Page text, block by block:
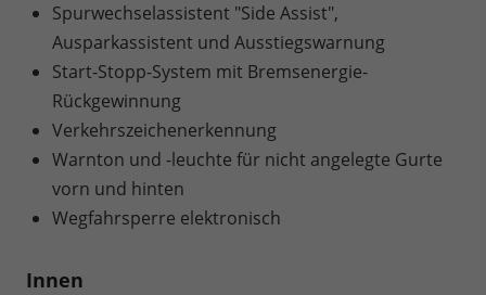
Spurwechselassistent "Side Assist",
Ausparkassistent und Ausstiegswarnung
Start-Stopp-System mit Bremsenergie-
Rückgewinnung
Verkehrszeichenerkennung
Warnton und -leuchte für nicht angelegte Gurte
vorn und hinten
Wegfahrsperre elektronisch
Innen